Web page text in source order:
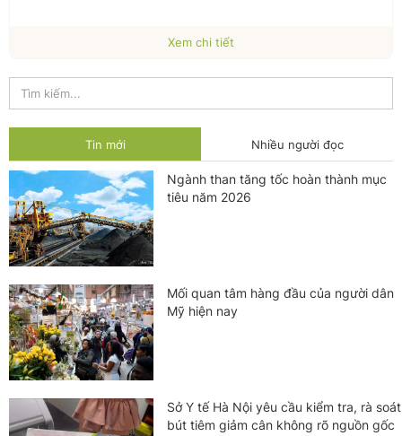
Xem chi tiết
Tin mới Nhiều người đọc
Ngành than tăng tốc hoàn thành mục
tiêu năm 2026
Mối quan tâm hàng đầu của người dân
Mỹ hiện nay
Sở Y tế Hà Nội yêu cầu kiểm tra, rà soát
bút tiêm giảm cân không rõ nguồn gốc